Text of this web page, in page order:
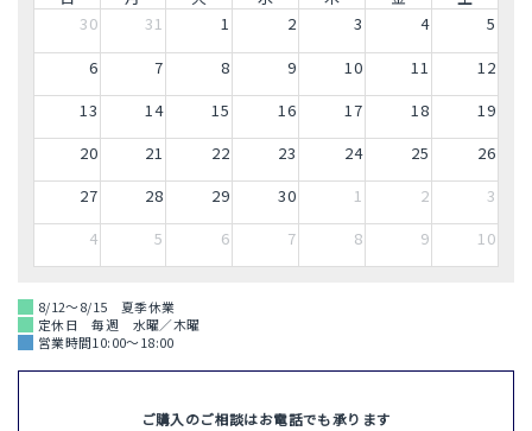
30
31 1 2 3 4
5
6
7 8 9 10 11
12
13
14 15 16 17 18
19
20
21 22 23 24 25
26
27
28 29 30 1 2
3
4
5 6 7 8 9 10
8/12～8/15 夏季休業
定休日 毎週 水曜／木曜
営業時間10:00～18:00
ご購入のご相談はお電話でも承ります